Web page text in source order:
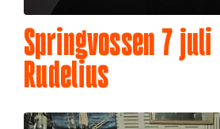
Springvossen 7
Rudelius